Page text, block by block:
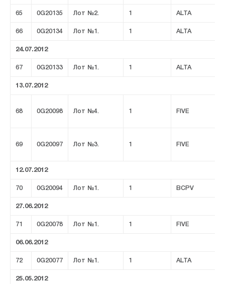
65 0G20135 Лот №2. 1 ALTA
66 0G20134 Лот №1. 1 ALTA
24.07.2012
67 0G20133 Лот №1. 1 ALTA
13.07.2012
68 0G20098 Лот №4. 1 FIVE
69 0G20097 Лот №3. 1 FIVE
12.07.2012
70 0G20094 Лот №1. 1 BCPV
27.06.2012
71 0G20078 Лот №1. 1 FIVE
06.06.2012
72 0G20077 Лот №1. 1 ALTA
25.05.2012